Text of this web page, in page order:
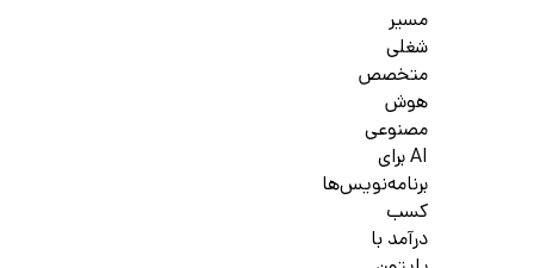
مسیر
شغلی
متخصص
هوش
مصنوعی
AI برای
برنامه‌نویس‌ها
کسب
درآمد با